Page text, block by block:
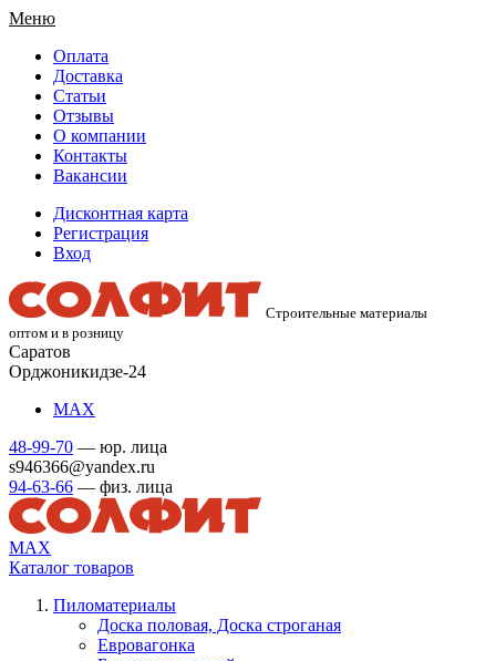
Меню
Оплата
Доставка
Статьи
Отзывы
О компании
Контакты
Вакансии
Дисконтная карта
Регистрация
Вход
Строительные материалы
оптом и в розницу
Саратов
Орджоникидзе-24
МАХ
48-99-70 — юр. лица
s946366@yandex.ru
94-63-66 — физ. лица
МАХ
Каталог товаров
Пиломатериалы
Доска половая, Доска строганая
Евровагонка